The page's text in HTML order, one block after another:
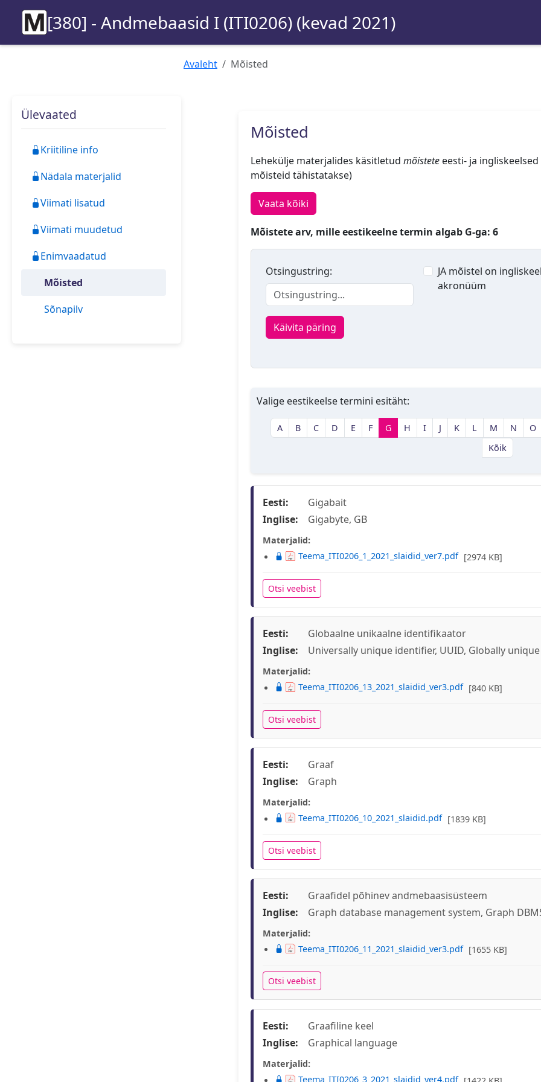
[380] - Andmebaasid I (ITI0206) (kevad 2021)
Avaleht Mõisted
Ülevaated
Kriitiline info
Nädala materjalid
Viimati lisatud
Viimati muudetud
Enimvaadatud
Mõisted
Sõnapilv
Mõisted
Lehekülje materjalides käsitletud mõisteteeesti- ja ingliskeelsed
mõisteid tähistatakse)
Vaata kõiki
Mõistete arv, mille eestikeelne termin algab G-ga: 6
Otsingustring:
JA mõistel on
akronüüm
Käivita päring
Valige eestikeelse termini esitäht:
A B C D E F G H I J K L M N
O
Kõik
Eesti:
Gigabait
Inglise:
Gigabyte, GB
Materjalid:
Teema_ITI0206_1_2021_slaidid_ver7.pdf [2974 KB]
Otsi veebist
Eesti:
Globaalne unikaalne identifikaator
Inglise:
Universally unique identifier, UUID, Globally
Materjalid:
Teema_ITI0206_13_2021_slaidid_ver3.pdf [840 KB]
Otsi veebist
Eesti:
Graaf
Inglise:
Graph
Materjalid:
Teema_ITI0206_10_2021_slaidid.pdf [1839 KB]
Otsi veebist
Eesti:
Graafidel põhinev andmebaasisüsteem
Inglise:
Graph database management system, Graph
Materjalid:
Teema_ITI0206_11_2021_slaidid_ver3.pdf [1655 KB]
Otsi veebist
Eesti:
Graafiline keel
Inglise:
Graphical language
Materjalid:
Teema_ITI0206_3_2021_slaidid_ver4.pdf